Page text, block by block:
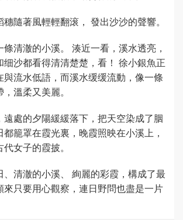
隨著風輕輕翻滚， 發出沙沙的聲響。
清澈的小溪。 湊近一看，溪水透亮，
细沙都看得清清楚楚，看！ 徐小銀魚正
與流水低語，而溪水缓缓流動，像一條
溫柔又美麗。
遠處的夕陽緩緩落下，把天空染成了胭
籠罩在霞光裏，晚霞照映在小溪上，
女子的霞披。
、清澈的小溪、 絢麗的彩霞，構成了最
來只要用心觀察，連日野問也盡是一片